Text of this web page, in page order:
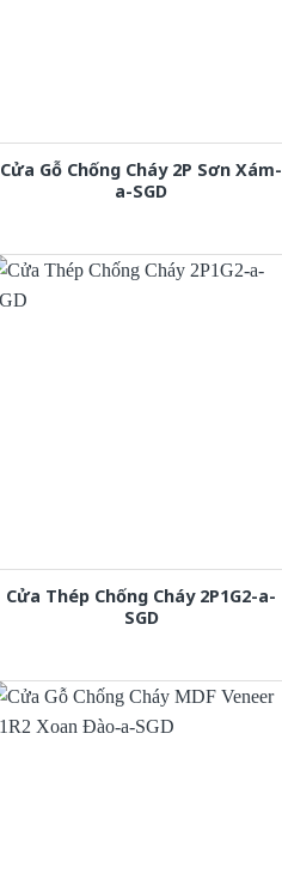
Cửa Gỗ Chống Cháy 2P Sơn Xám-
a-SGD
Cửa Thép Chống Cháy 2P1G2-a-
SGD